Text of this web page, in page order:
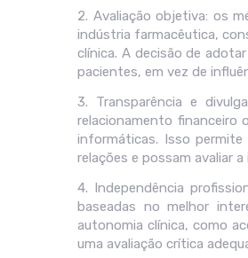
2. Avaliação objetiva: os
indústria farmacêutica,
clínica. A decisão de
pacientes, em vez de
3. Transparência e
relacionamento financeiro
informáticas. Isso
relações e possam avaliar
4. Independência
baseadas no melhor
autonomia clínica, como
uma avaliação crítica